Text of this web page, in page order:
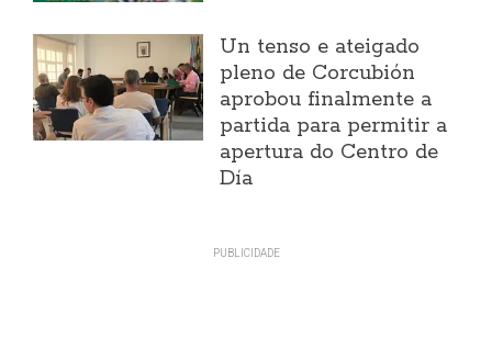
Un tenso e ateigado
pleno de Corcubión
aprobou finalmente a
partida para permitir a
apertura do Centro de
Día